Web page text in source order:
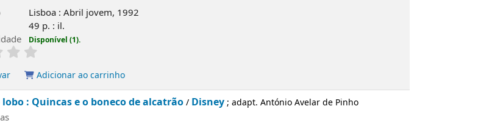
Abril jovem, 1992
(1).
ao carrinho
e o boneco de alcatrão/Disney; adapt. António Avelar de Pinho